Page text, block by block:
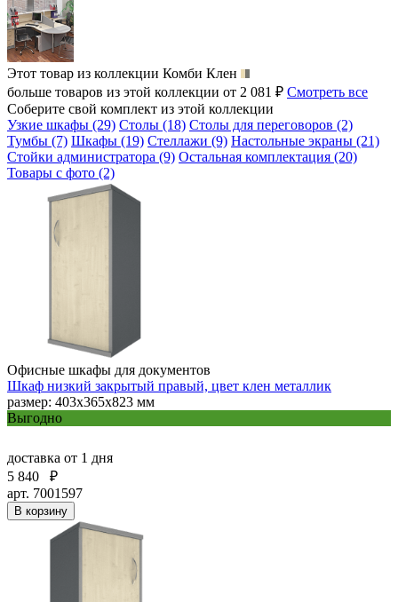
Этот товар из коллекции Комби Клен
больше товаров из этой коллекции от 2 081 ₽ Смотреть все
Соберите свой комплект из этой коллекции
Узкие шкафы (29) Столы (18) Столы для переговоров (2)
Тумбы (7) Шкафы (19) Стеллажи (9) Настольные экраны (21)
Стойки администратора (9) Остальная комплектация (20)
Товары с фото (2)
Офисные шкафы для документов
Шкаф низкий закрытый правый, цвет клен металлик
размер: 403х365х823 мм
Выгодно
доставка от 1 дня
5 840
₽
арт. 7001597
В корзину